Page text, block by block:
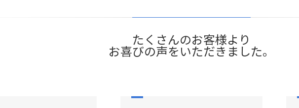
たくさんのお客様より
お喜びの声をいただきました。